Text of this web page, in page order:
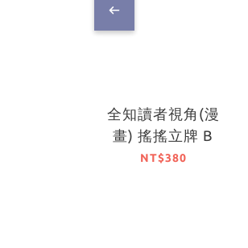
全知讀者視角(漫
畫) 搖搖立牌 B
NT$380